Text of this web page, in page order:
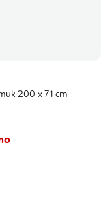
200 x 71 cm